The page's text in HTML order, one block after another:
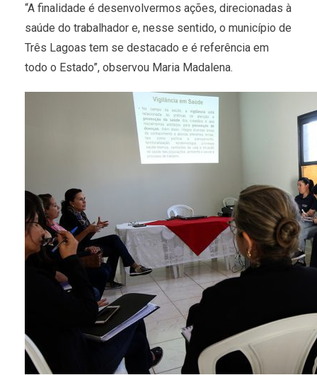
“A finalidade é desenvolvermos ações, direcionadas à
saúde do trabalhador e, nesse sentido, o município de
Três Lagoas tem se destacado e é referência em
todo o Estado”, observou Maria Madalena.